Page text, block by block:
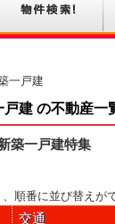
一戸建
戸建 の不動産一
築一戸建特集
順番に並び替えが
交通